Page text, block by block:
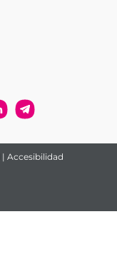
| Accesibilidad